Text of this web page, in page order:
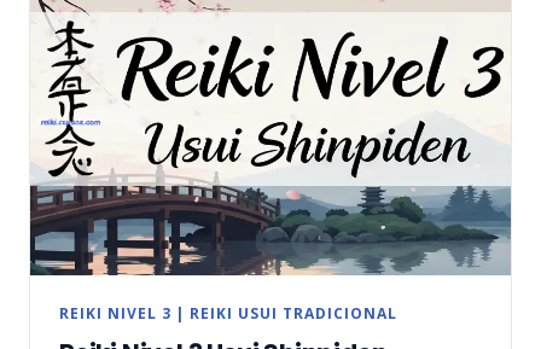
REIKI NIVEL 3 | REIKI USUI TRADICIONAL